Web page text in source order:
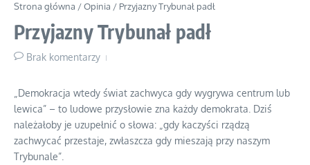
Strona główna /Opinia / Przyjazny Trybunał padł
Przyjazny Trybunał padł
Brak komentarzy
„Demokracja wtedy świat zachwyca gdy wygrywa centrum lub
lewica” – to ludowe przysłowie zna każdy demokrata. Dziś
należałoby je uzupełnić o słowa: „gdy kaczyści rządzą
zachwycać przestaje, zwłaszcza gdy mieszają przy naszym
Trybunale”.